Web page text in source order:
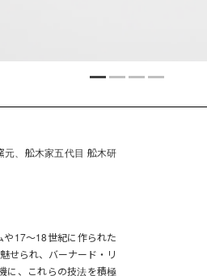
、舩木家五代目 舩木研
17～18世紀に作られた
せられ、バーナード・リ
に、これらの技法を積極